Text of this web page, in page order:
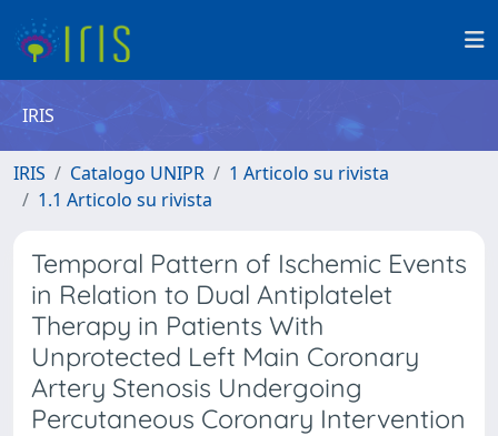
IRIS
IRIS Catalogo UNIPR
1 Articolo su rivista
1.1 Articolo su rivista
Temporal Pattern of Ischemic Events
in Relation to Dual Antiplatelet
Therapy in Patients With
Unprotected Left Main Coronary
Artery Stenosis Undergoing
Percutaneous Coronary Intervention